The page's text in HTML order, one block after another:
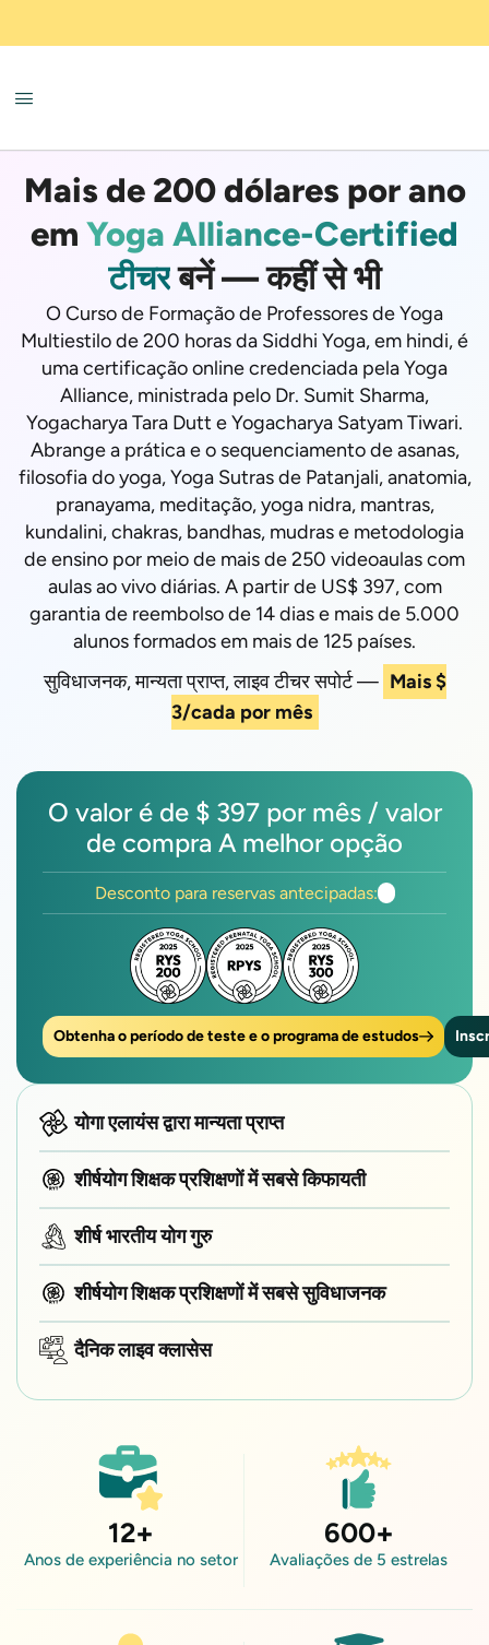
Mais de 200 dólares por ano
em Yoga Alliance-Certified
टीचरबनें — कहीं से भी
O Curso de Formação de Professores de Yoga
Multiestilo de 200 horas da Siddhi Yoga, em hindi, é
uma certificação online credenciada pela Yoga
Alliance, ministrada pelo Dr. Sumit Sharma,
Yogacharya Tara Dutt e Yogacharya Satyam Tiwari.
Abrange a prática e o sequenciamento de asanas,
filosofia do yoga, Yoga Sutras de Patanjali, anatomia,
pranayama, meditação, yoga nidra, mantras,
kundalini, chakras, bandhas, mudras e metodologia
de ensino por meio de mais de 250 videoaulas com
aulas ao vivo diárias. A partir de US$ 397, com
garantia de reembolso de 14 dias e mais de 5.000
alunos formados em mais de 125 países.
सुविधाजनक, मान्यता प्राप्त, लाइव टीचर सपोर्ट — Mais $
3/cada por mês
O valor é de $ 397 por mês / valor
de compra A melhor opção
Desconto para reservas antecipadas:
Obtenha o período de teste e o programa de estudos
योगा एलायंस द्वारा मान्यता प्राप्त
शीर्षयोग शिक्षक प्रशिक्षणों में सबसे किफायती
शीर्ष भारतीय योग गुरु
शीर्षयोग शिक्षक प्रशिक्षणों में सबसे सुविधाजनक
दैनिक लाइव क्लासेस
12+
Anos de experiência no setor
600+
Avaliações de 5 estrelas